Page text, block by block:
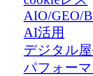
AIO/GEO/
AI活用
デジタル
パフォー